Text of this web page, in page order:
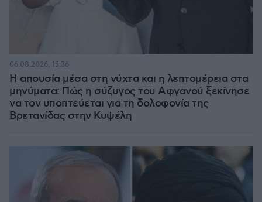
Η απουσία μέσα στη νύχτα και η λεπτομέρεια στα
μηνύματα: Πώς η σύζυγος του Αφγανού ξεκίνησε
να τον υποπτεύεται για τη δολοφονία της
Βρετανίδας στην Κυψέλη
06.08.2026, 15:36